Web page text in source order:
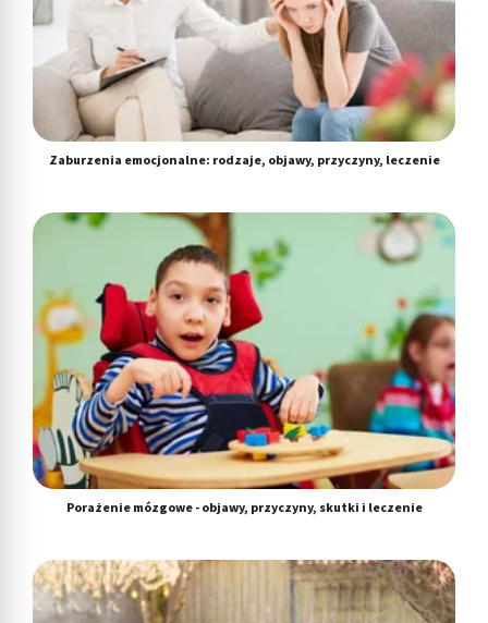
Zaburzenia emocjonalne: rodzaje, objawy, przyczyny, leczenie
Porażenie mózgowe - objawy, przyczyny, skutki i leczenie